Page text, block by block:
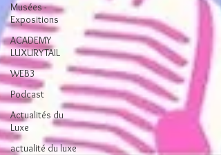
Musées -
Expositions
ACADEMY
LUXURYTAIL
WEB3
Podcast
Actualités du
Luxe
actualité du luxe